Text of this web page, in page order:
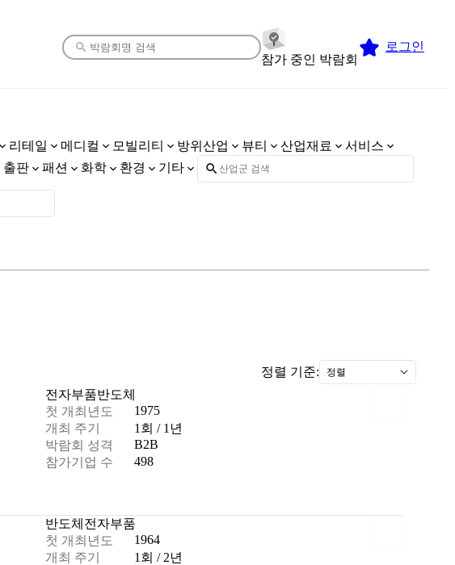
참가 중인 박람회
로그인
리테일 메디컬 모빌리티 방위산업 뷰티 산업재료
서비스
출판 패션 화학 환경 기타
정렬 기준: 정렬
전자부품반도체
첫 개최년도
1975
개최 주기
1회 / 1년
박람회 성격
B2B
참가기업 수
498
반도체 전자부품
첫 개최년도
1964
개최 주기
1회 / 2년